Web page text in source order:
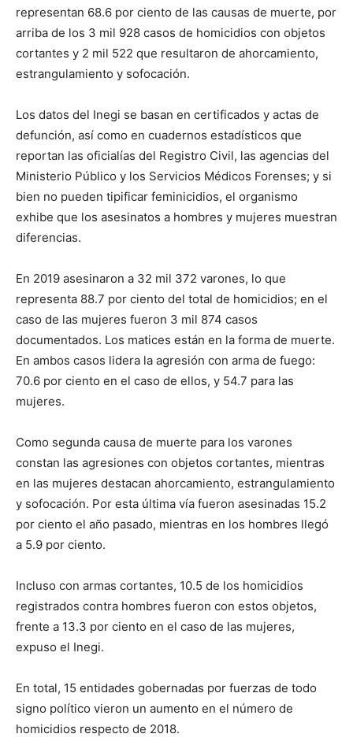
representan 68.6 por ciento de las causas de muerte, por
arriba de los 3 mil 928 casos de homicidios con objetos
cortantes y 2 mil 522 que resultaron de ahorcamiento,
estrangulamiento y sofocación.
Los datos del Inegi se basan en certificados y actas de
defunción, así como en cuadernos estadísticos que
reportan las oficialías del Registro Civil, las agencias del
Ministerio Público y los Servicios Médicos Forenses; y si
bien no pueden tipificar feminicidios, el organismo
exhibe que los asesinatos a hombres y mujeres muestran
diferencias.
En 2019 asesinaron a 32 mil 372 varones, lo que
representa 88.7 por ciento del total de homicidios; en el
caso de las mujeres fueron 3 mil 874 casos
documentados. Los matices están en la forma de muerte.
En ambos casos lidera la agresión con arma de fuego:
70.6 por ciento en el caso de ellos, y 54.7 para las
mujeres.
Como segunda causa de muerte para los varones
constan las agresiones con objetos cortantes, mientras
en las mujeres destacan ahorcamiento, estrangulamiento
y sofocación. Por esta última vía fueron asesinadas 15.2
por ciento el año pasado, mientras en los hombres llegó
a 5.9 por ciento.
Incluso con armas cortantes, 10.5 de los homicidios
registrados contra hombres fueron con estos objetos,
frente a 13.3 por ciento en el caso de las mujeres,
expuso el Inegi.
En total, 15 entidades gobernadas por fuerzas de todo
signo político vieron un aumento en el número de
homicidios respecto de 2018.